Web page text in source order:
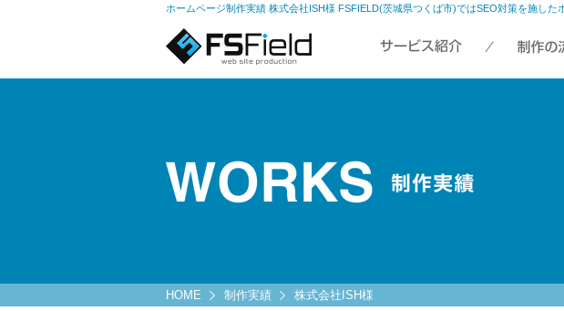
ホームページ制作実績 株式会社ISH様 FSFIELD(茨城県つくば市)ではSEO対策を施した
HOME 制作実績 株式会社ISH様